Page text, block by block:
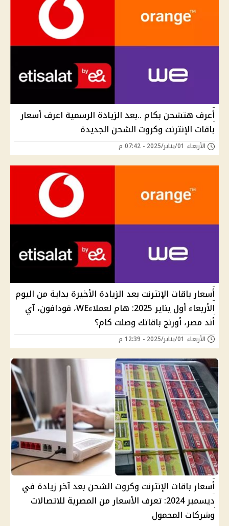
أعرف هتشحن بكام ..بعد الزيادة الرسمية اعرف أسعار
باقات الإنترنت وكروت الشحن الجديدة
الأربعاء 01/يناير/2025 - 07:42 م
أسعار باقات الإنترنت بعد الزيادة الأخيرة بداية من اليوم
الأربعاء أول يناير 2025: هام لعملاءWE، فودافون، آي
أند مصر، أورنج باقاتك وصلت كام؟
الأربعاء 01/يناير/2025 - 12:39 م
أسعار باقات الإنترنت وكروت الشحن بعد آخر زيادة في
ديسمبر 2024: تعرف الأسعار من المصرية للاتصالات
وشركات المحمول